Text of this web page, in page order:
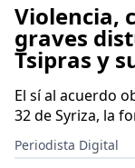
Violencia,
graves
Tsipras y
El sí al acuerdo
32 de Syriza, la
Periodista Digital